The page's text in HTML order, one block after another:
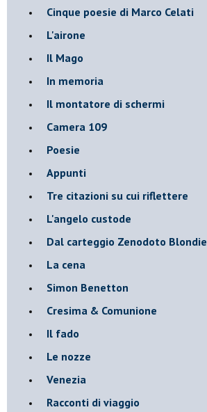
Cinque poesie di Marco Celati
L'airone
Il Mago
In memoria
Il montatore di schermi
Camera 109
Poesie
Appunti
Tre citazioni su cui riflettere
L'angelo custode
Dal carteggio Zenodoto Blondie
La cena
Simon Benetton
Cresima & Comunione
Il fado
Le nozze
Venezia
Racconti di viaggio